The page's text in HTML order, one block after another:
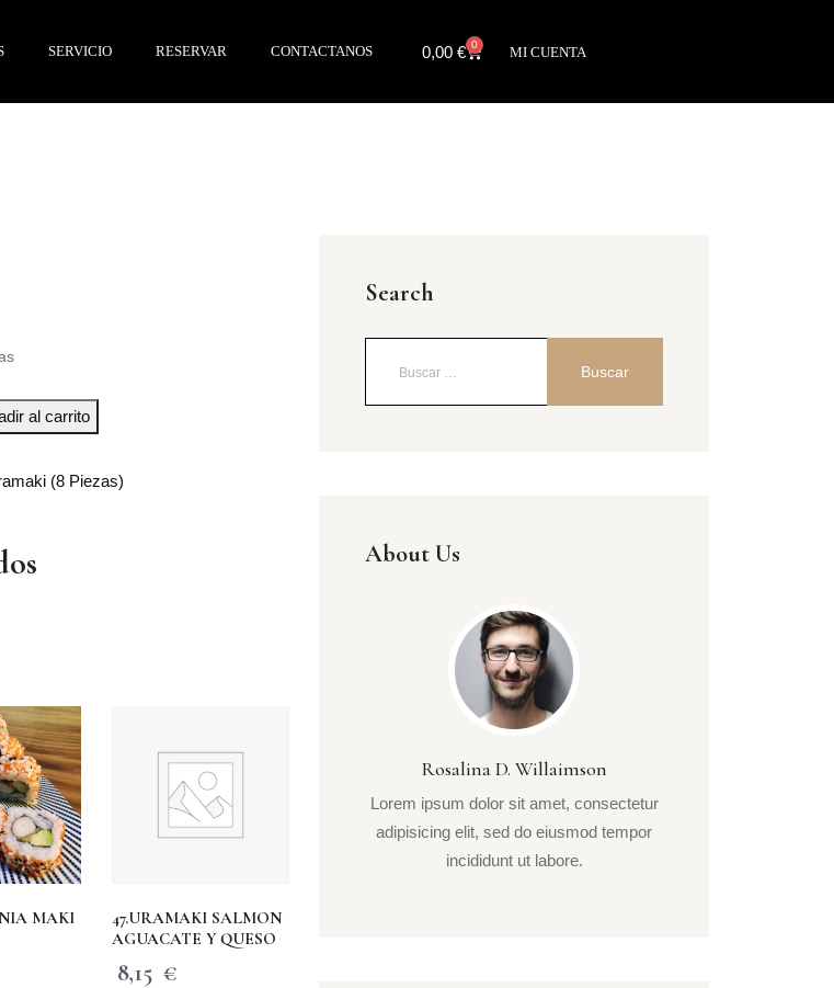
SERVICIO RESERVAR CONTACTANOS 0,00€ 0 MI CUENTA
al carrito
(8 Piezas)
MAKI
47.URAMAKI SALMON
AGUACATE Y QUESO
8,15 €
Search
About Us
Rosalina D. Willaimson
Lorem ipsum dolor sit amet, consectetur
adipisicing elit, sed do eiusmod tempor
incididunt ut labore.